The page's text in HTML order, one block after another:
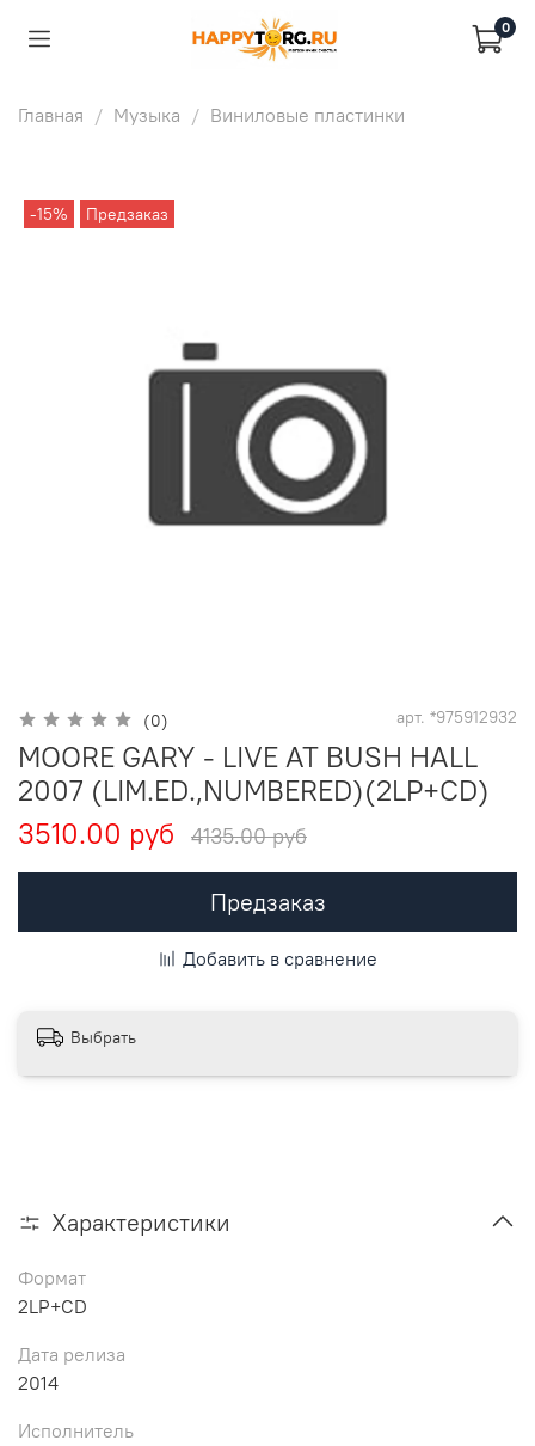
0
Главная Музыка Виниловые пластинки
-15% Предзаказ
(0) арт. *975912932
MOORE GARY - LIVE AT BUSH HALL
2007 (LIM.ED.,NUMBERED)(2LP+CD)
3510.00 руб
4135.00 руб
Предзаказ
Добавить в сравнение
Выбрать
Характеристики
Формат
2LP+CD
Дата релиза
2014
Исполнитель